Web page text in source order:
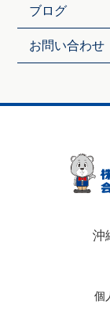
ブログ
お問い合わせ
沖
個